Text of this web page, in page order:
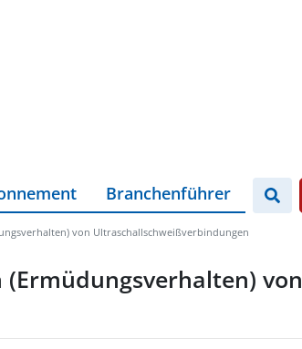
Branchenführer
von Ultraschallschweißverbindungen
von